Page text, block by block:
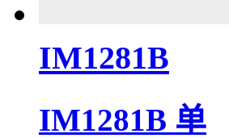
IM1281B
IM1281B 单